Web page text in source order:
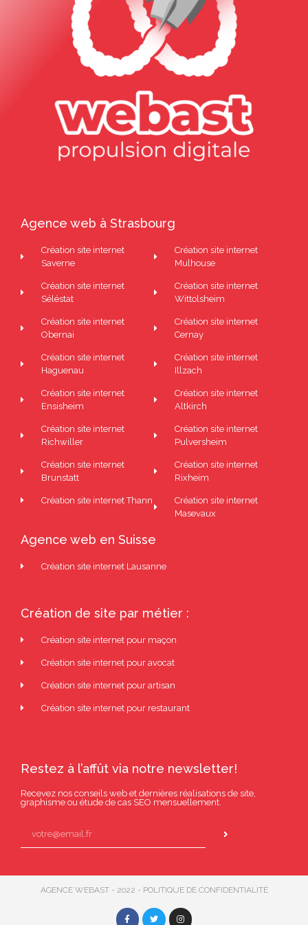
Agence web à Strasbourg
Création site internet
Saverne
Création site internet
Séléstat
Création site internet
Obernai
Création site internet
Haguenau
Création site internet
Ensisheim
Création site internet
Richwiller
Création site internet
Brunstatt
Création site internet Thann
Création site internet
Mulhouse
Création site internet
Wittolsheim
Création site internet
Cernay
Création site internet
Illzach
Création site internet
Altkirch
Création site internet
Pulversheim
Création site internet
Rixheim
Création site internet
Masevaux
Agence web en Suisse
Création site internet Lausanne
Création de site par métier :
Création site internet pour maçon
Création site internet pour avocat
Création site internet pour artisan
Création site internet pour restaurant
Restez à l’affût via notre newsletter!
Recevez nos conseils web et dernières réalisations de site,
graphisme ou étude de cas SEO mensuellement.
AGENCE WEBAST - 2022 - POLITIQUE DE CONFIDENTIALITÉ